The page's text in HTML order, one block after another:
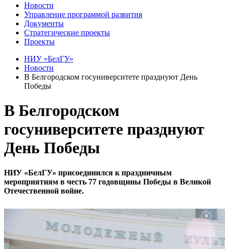
Новости
Управление программой развития
Документы
Стратегические проекты
Проекты
НИУ «БелГУ»
Новости
В Белгородском госуниверситете празднуют День
Победы
В Белгородском
госуниверситете празднуют
День Победы
НИУ «БелГУ» присоединился к праздничным
мероприятиям в честь 77 годовщины Победы в Великой
Отечественной войне.